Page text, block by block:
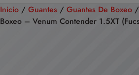
Inicio / Guantes / Guantes De Boxeo
Boxeo – Venum Contender 1.5XT